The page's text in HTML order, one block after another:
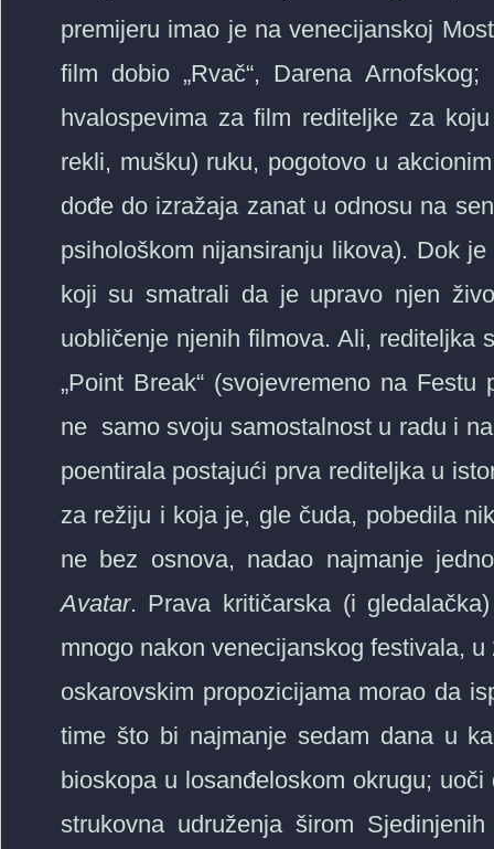
premijeru imao je na venecijanskoj
film dobio „Rvač“, Darena
hvalospevima za film rediteljke za
rekli, mušku) ruku, pogotovo u
dođe do izražaja zanat u odnosu na
psihološkom nijansiranju likova). Dok
koji su smatrali da je upravo njen
uobličenje njenih filmova. Ali, rediteljka
„Point Break“ (svojevremeno na
ne samo svoju samostalnost u radu i
poentirala postajući prva rediteljka u
za režiju i koja je, gle čuda, pobedila
ne bez osnova, nadao najmanje
Avatar. Prava kritičarska (i
mnogo nakon venecijanskog festivala,
oskarovskim propozicijama morao da
time što bi najmanje sedam dana u
bioskopa u losanđeloskom okrugu;
strukovna udruženja širom